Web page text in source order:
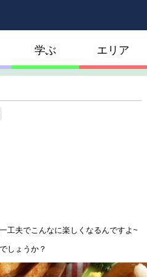
学ぶ エリア
工夫でこんなに楽しくなるんですよ~
しょうか？